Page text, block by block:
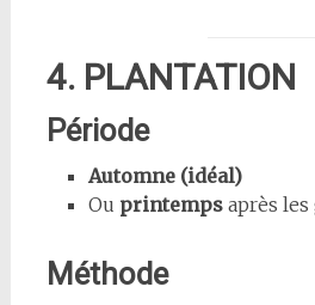
4. PLANTATION
Période
Automne (idéal)
Ou printempsaprès les
Méthode